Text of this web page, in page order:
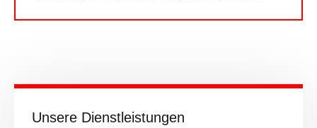
Unsere Dienstleistungen